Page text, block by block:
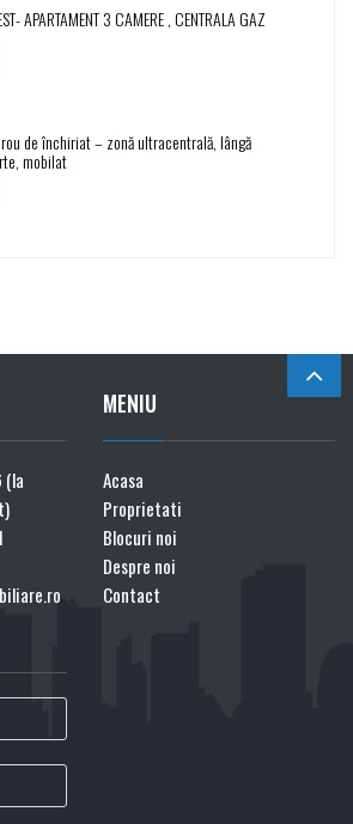
APARTAMENT 3 CAMERE , CENTRALA GAZ
de închiriat – zonă ultracentrală, lângă
mobilat
(la
MENIU
Acasa
Proprietati
Blocuri noi
Despre noi
Contact